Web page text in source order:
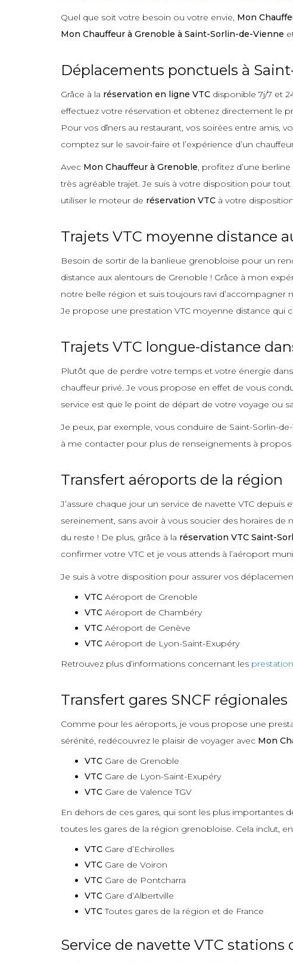
Quel que soit votre besoin ou votre envie, Mon
Mon Chauffeur à Grenoble à Saint-Sorlin-de-Vienne
Déplacements ponctuels à
Grâce à la réservation en ligne VTC disponible 7j/7 et
effectuez votre réservation et obtenez directement le
Pour vos dîners au restaurant, vos soirées entre amis,
comptez sur le savoir-faire et l’expérience d’un
Avec Mon Chauffeur à Grenoble, profitez d’une
très agréable trajet. Je suis à votre disposition pour
utiliser le moteur de réservation VTC à votre
Trajets VTC moyenne distance
Besoin de sortir de la banlieue grenobloise pour un
distance aux alentours de Grenoble ! Grâce à mon
notre belle région et suis toujours ravi d’accompagner
Je propose une prestation VTC moyenne distance qui
Trajets VTC longue-distance
Plutôt que de perdre votre temps et votre énergie
chauffeur privé. Je vous propose en effet de vous
service est que le point de départ de votre voyage ou
Je peux, par exemple, vous conduire de Saint-Sorlin-
à me contacter pour plus de renseignements à propos
Transfert aéroports de la région
J’assure chaque jour un service de navette VTC
sereinement, sans avoir à vous soucier des horaires
du reste ! De plus, grâce à la réservation VTC Saint-
confirmer votre VTC et je vous attends à l’aéroport
Je suis à votre disposition pour assurer vos
VTC Aéroport de Grenoble
VTC Aéroport de Chambéry
VTC Aéroport de Genève
VTC Aéroport de Lyon-Saint-Exupéry
Retrouvez plus d’informations concernant les
Transfert gares SNCF régionales
Comme pour les aéroports, je vous propose une
sérénité, redécouvrez le plaisir de voyager avec Mon
VTC Gare de Grenoble
VTC Gare de Lyon-Saint-Exupéry
VTC Gare de Valence TGV
En dehors de ces gares, qui sont les plus importantes
toutes les gares de la région grenobloise. Cela inclut,
VTC Gare d’Echirolles
VTC Gare de Voiron
VTC Gare de Pontcharra
VTC Gare d’Albertville
VTCToutes gares de la région et de France
Service de navette VTC stations